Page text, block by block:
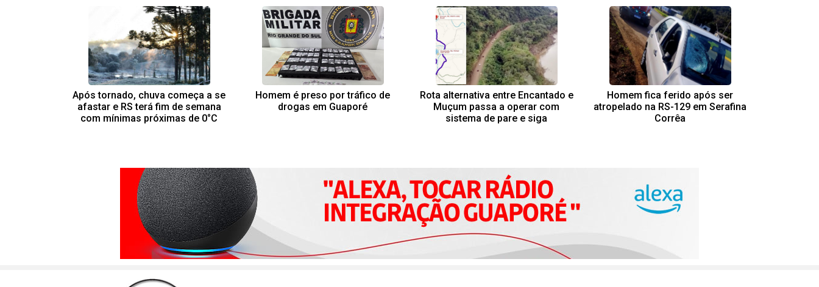
Após tornado, chuva começa a se
afastar e RS terá fim de semana
com mínimas próximas de 0°C
Homem é preso por tráfico de
drogas em Guaporé
Rota alternativa entre Encantado e
Muçum passa a operar com
sistema de pare e siga
Homem fica ferido após ser
atropelado na RS-129 em Serafina
Corrêa